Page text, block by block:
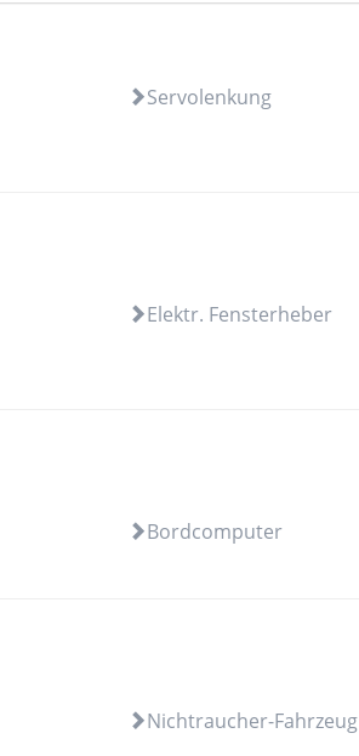
Servolenkung
Elektr. Fensterheber
Bordcomputer
Nichtraucher-Fahrzeug